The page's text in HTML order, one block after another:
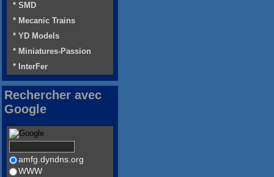
* SMD
* Mecanic Trains
* YD Models
* Miniatures-Passion
* InterFer
Rechercher avec
Google
amfg.dyndns.org
WWW